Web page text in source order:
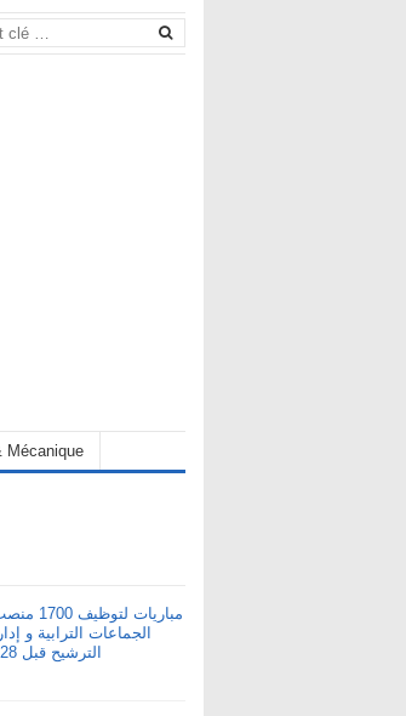
Mécanique
مباريات
الجماعات الترابية و
الترشيح قبل 28 غشت 2026